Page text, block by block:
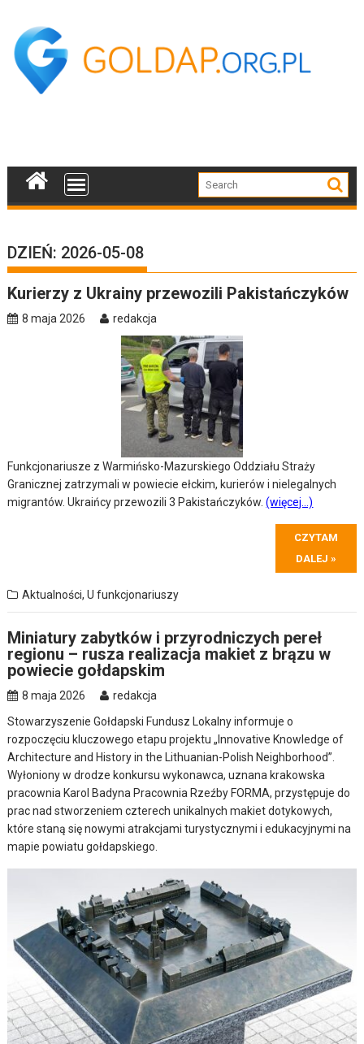
content
DZIEŃ: 2026-05-08
Kurierzy z Ukrainy przewozili Pakistańczyków
8 maja 2026 redakcja
Funkcjonariusze z Warmińsko-Mazurskiego Oddziału Straży
Granicznej zatrzymali w powiecie ełckim, kurierów i nielegalnych
migrantów. Ukraińcy przewozili 3 Pakistańczyków. (więcej…)
CZYTAM
DALEJ »
Aktualności,U funkcjonariuszy
Miniatury zabytków i przyrodniczych pereł
regionu – rusza realizacja makiet z brązu w
powiecie gołdapskim
8 maja 2026
redakcja
Stowarzyszenie Gołdapski Fundusz Lokalny informuje o
rozpoczęciu kluczowego etapu projektu „Innovative Knowledge of
Architecture and History in the Lithuanian-Polish Neighborhood”.
Wyłoniony w drodze konkursu wykonawca, uznana krakowska
pracownia Karol Badyna Pracownia Rzeźby FORMA, przystępuje do
prac nad stworzeniem czterech unikalnych makiet dotykowych,
które staną się nowymi atrakcjami turystycznymi i edukacyjnymi na
mapie powiatu gołdapskiego.